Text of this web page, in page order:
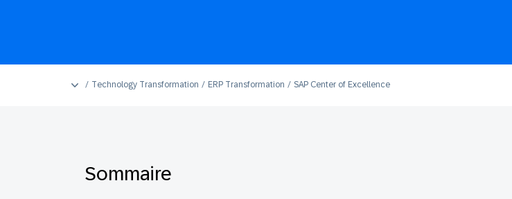
Technology Transformation ERP Transformation SAP Center of Excellence
Sommaire